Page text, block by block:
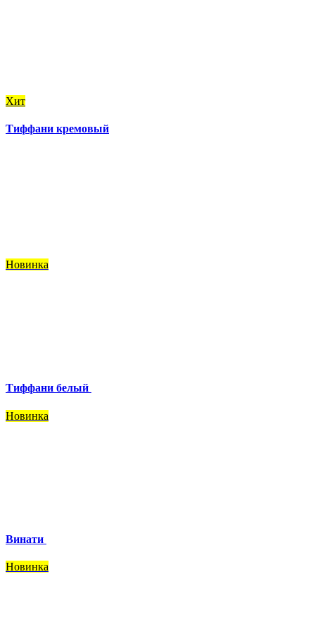
Хит
Тиффани кремовый
Новинка
Тиффани белый
Новинка
Винати
Новинка